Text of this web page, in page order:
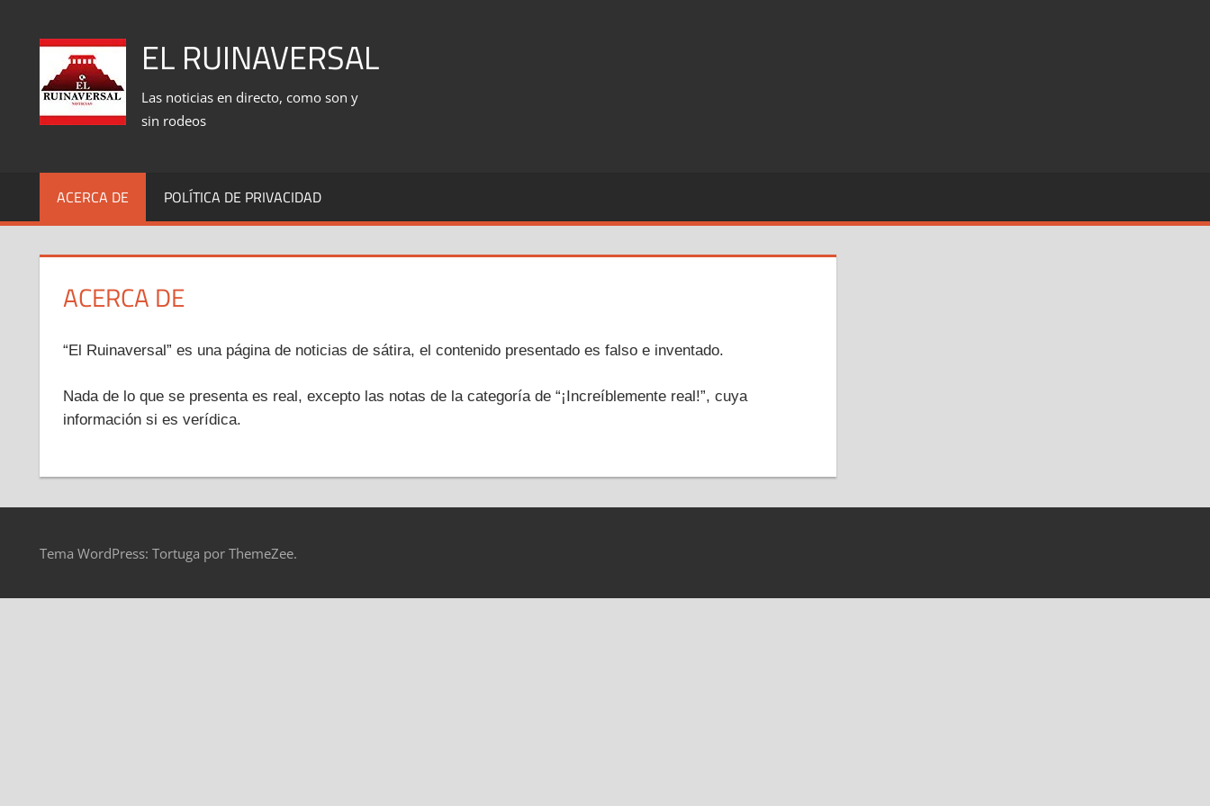
contenido
EL RUINAVERSAL
Las noticias en directo, como son y
sin rodeos
ACERCA DE POLÍTICA DE PRIVACIDAD
ACERCA DE
“El Ruinaversal” es una página de noticias de sátira, el contenido presentado es falso e inventado.
Nada de lo que se presenta es real, excepto las notas de la categoría de “¡Increíblemente real!”, cuya
información si es verídica.
Tema WordPress: Tortuga por ThemeZee.